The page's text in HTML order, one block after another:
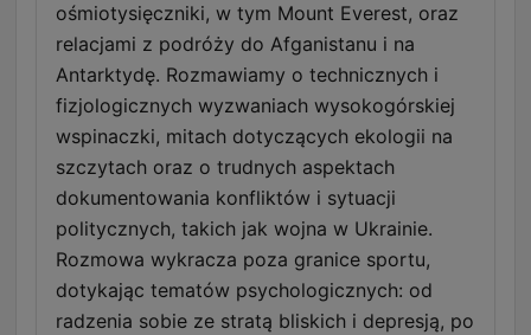
ośmiotysięczniki, w tym Mount Everest, oraz
relacjami z podróży do Afganistanu i na
Antarktydę. Rozmawiamy o technicznych i
fizjologicznych wyzwaniach wysokogórskiej
wspinaczki, mitach dotyczących ekologii na
szczytach oraz o trudnych aspektach
dokumentowania konfliktów i sytuacji
politycznych, takich jak wojna w Ukrainie.
Rozmowa wykracza poza granice sportu,
dotykając tematów psychologicznych: od
radzenia sobie ze stratą bliskich i depresją, po